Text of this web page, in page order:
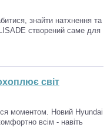
знайти натхнення та
створений саме для
світ
моментом. Новий Hyundai
всім - навіть